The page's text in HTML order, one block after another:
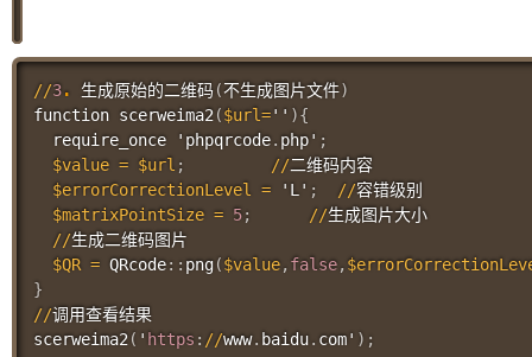
//3. 生成原始的二维码(不生成图片文件)
function scerweima2 ($url='' ){
  require_once 'phpqrcode
. php' ;
$value = $url ; //二维码内容
$errorCorrectionLevel
= 'L' ; //容错级别
$matrixPointSize = 5; //生成图片大小
//生成二维码图片
$QR = QRcode:: png ($value, false,
}
//
scerweima2 ( ' https : //www. baidu. com' ) ;